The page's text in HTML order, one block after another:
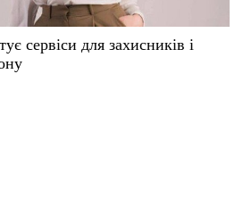
сервіси для захисників і